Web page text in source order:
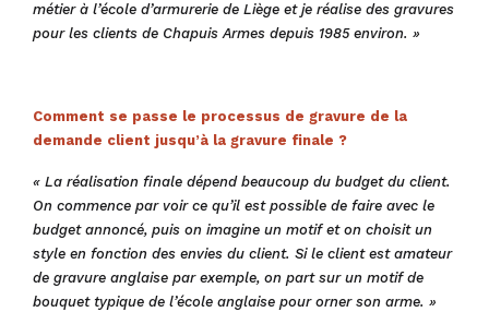
métier à l’école d’armurerie de Liège et je réalise des gravures
pour les clients de Chapuis Armes depuis 1985 environ. »
Comment se passe le processus de gravure de la
demande client jusqu’à la gravure finale ?
« La réalisation finale dépend beaucoup du budget du client.
On commence par voir ce qu’il est possible de faire avec le
budget annoncé, puis on imagine un motif et on choisit un
style en fonction des envies du client. Si le client est amateur
de gravure anglaise par exemple, on part sur un motif de
bouquet typique de l’école anglaise pour orner son arme. »